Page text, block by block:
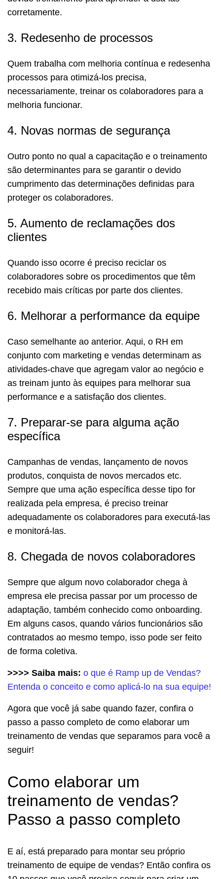
corretamente.
3. Redesenho de processos
Quem trabalha com melhoria contínua e redesenha
processos para otimizá-los precisa,
necessariamente, treinar os colaboradores para a
melhoria funcionar.
4. Novas normas de segurança
Outro ponto no qual a capacitação e o treinamento
são determinantes para se garantir o devido
cumprimento das determinações definidas para
proteger os colaboradores.
5. Aumento de reclamações dos
clientes
Quando isso ocorre é preciso reciclar os
colaboradores sobre os procedimentos que têm
recebido mais críticas por parte dos clientes.
6. Melhorar a performance da equipe
Caso semelhante ao anterior. Aqui, o RH em
conjunto com marketing e vendas determinam as
atividades-chave que agregam valor ao negócio e
as treinam junto às equipes para melhorar sua
performance e a satisfação dos clientes.
7. Preparar-se para alguma ação
específica
Campanhas de vendas, lançamento de novos
produtos, conquista de novos mercados etc.
Sempre que uma ação específica desse tipo for
realizada pela empresa, é preciso treinar
adequadamente os colaboradores para executá-las
e monitorá-las.
8. Chegada de novos colaboradores
Sempre que algum novo colaborador chega à
empresa ele precisa passar por um processo de
adaptação, também conhecido como onboarding.
Em alguns casos, quando vários funcionários são
contratados ao mesmo tempo, isso pode ser feito
de forma coletiva.
>>>> Saiba mais: o que é Ramp up de Vendas?
Entenda o conceito e como aplicá-lo na sua equipe!
Agora que você já sabe quando fazer, confira o
passo a passo completo de como elaborar um
treinamento de vendas que separamos para você a
seguir!
Como elaborar um
treinamento de vendas?
Passo a passo completo
E aí, está preparado para montar seu próprio
treinamento de equipe de vendas? Então confira os